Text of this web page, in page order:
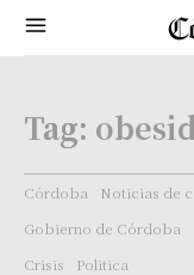
Tag:
Córdoba Noticias de
Gobierno de Córdoba
Crisis
Politica